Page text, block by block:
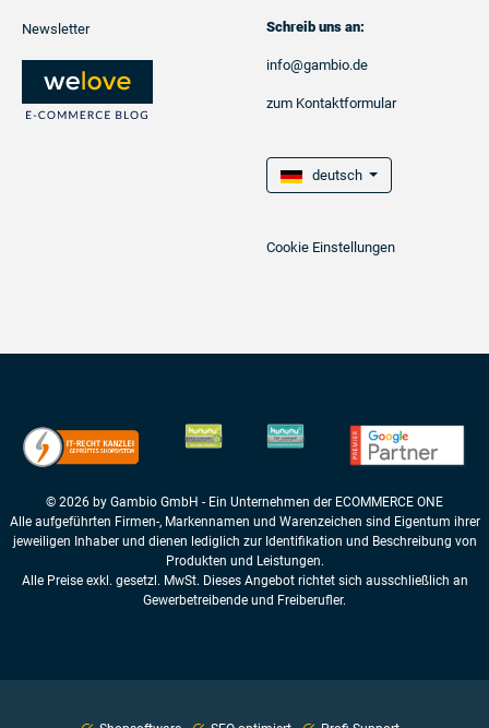
Newsletter Schreib uns an:
info@gambio.de
zum Kontaktformular
deutsch
Cookie Einstellungen
© 2026 by Gambio GmbH - Ein Unternehmen der ECOMMERCE ONE
Alle aufgeführten Firmen-, Markennamen und Warenzeichen sind Eigentum ihrer
jeweiligen Inhaber und dienen lediglich zur Identifikation und Beschreibung von
Produkten und Leistungen.
Alle Preise exkl. gesetzl. MwSt. Dieses Angebot richtet sich ausschließlich an
Gewerbetreibende und Freiberufler.